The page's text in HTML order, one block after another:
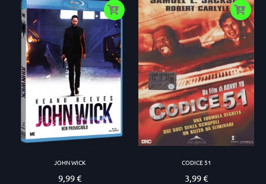
JOHN WICK
Prezzo
9,99 €
CODICE 51
Prezzo
3,99 €